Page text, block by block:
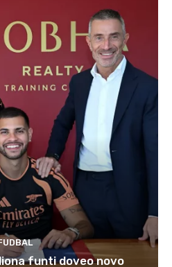
funti doveo novo